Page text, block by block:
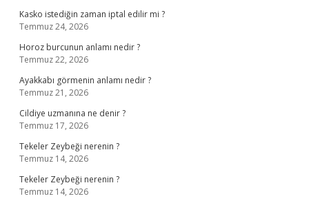
Kasko istediğin zaman iptal edilir mi ?
Temmuz 24, 2026
Horoz burcunun anlamı nedir ?
Temmuz 22, 2026
Ayakkabı görmenin anlamı nedir ?
Temmuz 21, 2026
Cildiye uzmanına ne denir ?
Temmuz 17, 2026
Tekeler Zeybeği nerenin ?
Temmuz 14, 2026
Tekeler Zeybeği nerenin ?
Temmuz 14, 2026